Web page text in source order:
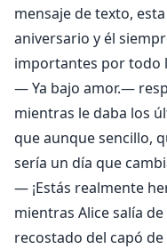
mensaje de texto,
aniversario y él
importantes por todo
— Ya bajo amor.—
mientras le daba los
que aunque sencillo,
sería un día que
— ¡Estás realmente
mientras Alice salía
recostado del capó